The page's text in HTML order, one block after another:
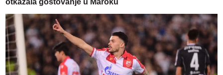
otkazala gostovanje u Maroku